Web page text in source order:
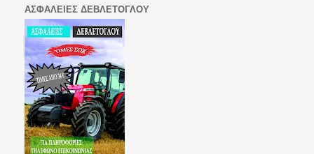
ΑΣΦΑΛΕΙΕΣ ΔΕΒΛΕΤΟΓΛΟΥ